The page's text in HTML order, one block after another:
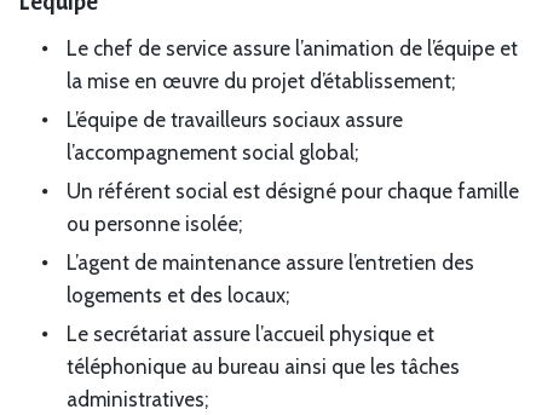
Le chef de service assure l’animation de l’équipe et
la mise en œuvre du projet d’établissement;
L’équipe de travailleurs sociaux assure
l’accompagnement social global;
Un référent social est désigné pour chaque famille
ou personne isolée;
L’agent de maintenance assure l’entretien des
logements et des locaux;
Le secrétariat assure l’accueil physique et
téléphonique au bureau ainsi que les tâches
administratives;